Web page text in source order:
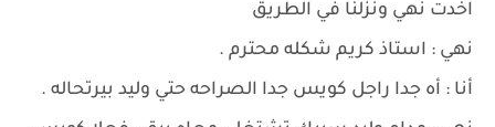
اخدت نهي ونزلنا في الطريق
نهي : استاذ كريم شكله محترم .
أنا : أه جدا راجل كويس جدا الصراحه حتي وليد بيرتحاله .